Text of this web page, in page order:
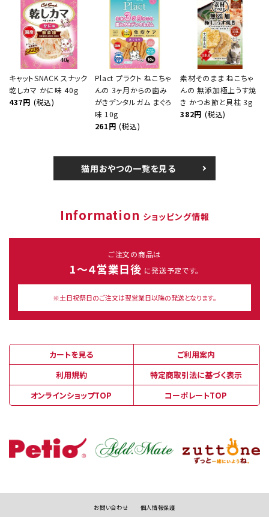
キャットSNACK スナック
乾しカマ かに味 40g
437円 (税込)
Plact プラクト ねこちゃ
んの 3ヶ月からの歯み
がきデンタルガム まぐろ
味 10g
261円 (税込)
素材そのまま ねこちゃ
んの 無添加極上うす焼
き かつお節と貝柱 3g
382円 (税込)
猫用おやつの一覧を見る
Information ショッピング情報
ご注文の商品は
1～４営業日後 に発送予定です。
※土日祝祭日のご注文は翌営業日以降の発送となります。
カートを見る
ご利用案内
利用規約
特定商取引法に基づく表示
オンラインショップTOP
コーポレートTOP
お問い合わせ 個人情報保護